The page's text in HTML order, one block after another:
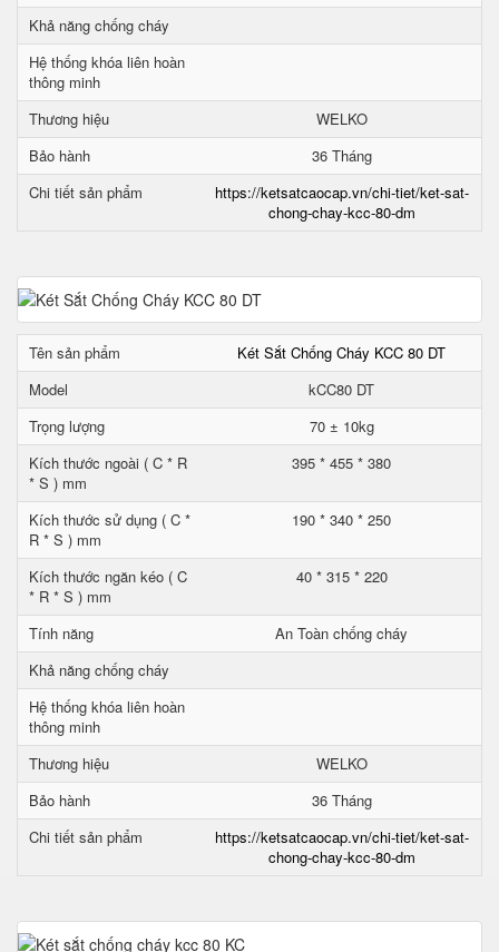
Khả năng chống cháy
Hệ thống khóa liên hoàn
thông minh
Thương hiệu
WELKO
Bảo hành
36 Tháng
Chi tiết sản phẩm
https://ketsatcaocap.vn/chi-tiet/ket-sat-
chong-chay-kcc-80-dm
Tên sản phẩm
Két Sắt Chống Cháy KCC 80 DT
Model
kCC80 DT
Trọng lượng
70 ± 10kg
Kích thước ngoài ( C * R
* S ) mm
395 * 455 * 380
Kích thước sử dụng ( C *
R * S ) mm
190 * 340 * 250
Kích thước ngăn kéo ( C
* R * S ) mm
40 * 315 * 220
Tính năng
An Toàn chống cháy
Khả năng chống cháy
Hệ thống khóa liên hoàn
thông minh
Thương hiệu
WELKO
Bảo hành
36 Tháng
Chi tiết sản phẩm
https://ketsatcaocap.vn/chi-tiet/ket-sat-
chong-chay-kcc-80-dm